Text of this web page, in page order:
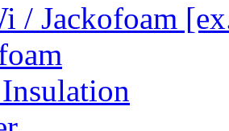
/ Jackofoam